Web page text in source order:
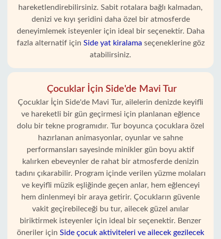
hareketlendirebilirsiniz. Sabit rotalara bağlı kalmadan,
denizi ve kıyı şeridini daha özel bir atmosferde
deneyimlemek isteyenler için ideal bir seçenektir. Daha
fazla alternatif için Side yat kiralama seçeneklerine göz
atabilirsiniz.
Çocuklar İçin Side'de Mavi Tur
Çocuklar İçin Side'de Mavi Tur, ailelerin denizde keyifli
ve hareketli bir gün geçirmesi için planlanan eğlence
dolu bir tekne programıdır. Tur boyunca çocuklara özel
hazırlanan animasyonlar, oyunlar ve sahne
performansları sayesinde minikler gün boyu aktif
kalırken ebeveynler de rahat bir atmosferde denizin
tadını çıkarabilir. Program içinde verilen yüzme molaları
ve keyifli müzik eşliğinde geçen anlar, hem eğlenceyi
hem dinlenmeyi bir araya getirir. Çocukların güvenle
vakit geçirebileceği bu tur, ailecek güzel anılar
biriktirmek isteyenler için ideal bir seçenektir. Benzer
öneriler için Side çocuk aktiviteleri ve ailecek gezilecek